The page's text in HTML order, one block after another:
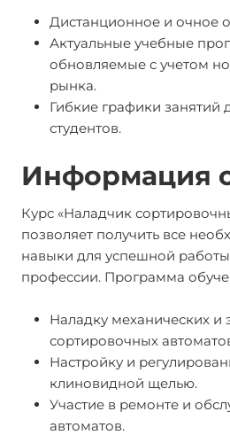
Дистанционное и очное
Актуальные учебные
обновляемые с учетом
рынка.
Гибкие графики занятий
студентов.
Информация
Курс «Наладчик
позволяет получить все
навыки для успешной
профессии. Программа
Наладку механических и
сортировочных
Настройку и
клиновидной щелью.
Участие в ремонте и
автоматов.